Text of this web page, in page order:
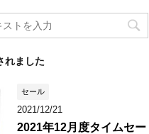
れました
セール
2021/12/21
2021年12月度タイムセー